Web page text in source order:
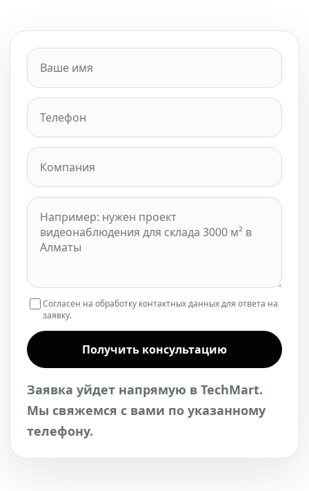
Согласен на обработку контактных данных для ответа на
заявку.
Получить консультацию
Заявка уйдет напрямую в TechMart.
Мы свяжемся с вами по указанному
телефону.